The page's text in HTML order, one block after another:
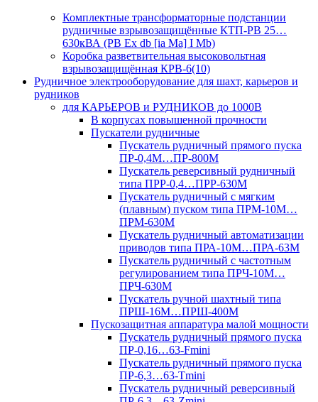
Комплектные трансформаторные подстанции
рудничные взрывозащищённые КТП-РВ 25…
630кВА (РВ Ex db [ia Ma] I Mb)
Коробка разветвительная высоковольтная
взрывозащищённая КРВ-6(10)
Рудничное электрооборудование для шахт, карьеров и
рудников
для КАРЬЕРОВ и РУДНИКОВ до 1000В
В корпусах повышенной прочности
Пускатели рудничные
Пускатель рудничный прямого пуска
ПР-0,4М…ПР-800М
Пускатель реверсивный рудничный
типа ПРР-0,4…ПРР-630М
Пускатель рудничный с мягким
(плавным) пуском типа ПРМ-10М…
ПРМ-630М
Пускатель рудничный автоматизации
приводов типа ПРА-10М…ПРА-63М
Пускатель рудничный с частотным
регулированием типа ПРЧ-10М…
ПРЧ-630М
Пускатель ручной шахтный типа
ПРШ-16М…ПРШ-400М
Пускозащитная аппаратура малой мощности
Пускатель рудничный прямого пуска
ПР-0,16…63-Fmini
Пускатель рудничный прямого пуска
ПР-6,3…63-Tmini
Пускатель рудничный реверсивный